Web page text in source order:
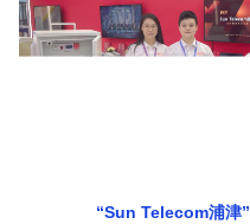
“Sun Telecom浦津”